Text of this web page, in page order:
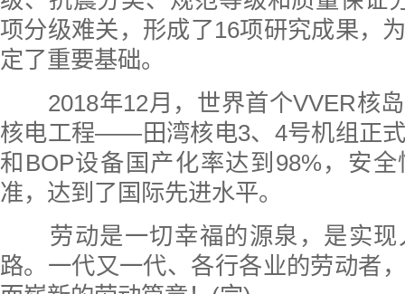
项分级难关，形成了16项研究成果，
定了重要基础。
2018年12月，世界首个VVER核岛
核电工程——田湾核电3、4号机组正
和BOP设备国产化率达到98%，安
准，达到了国际先进水平。
劳动是一切幸福的源泉，是实现
路。一代又一代、各行各业的劳动者